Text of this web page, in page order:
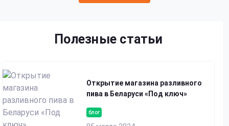
Полезные статьи
блог
Открытие магазина разливного
пива в Беларуси «Под ключ»